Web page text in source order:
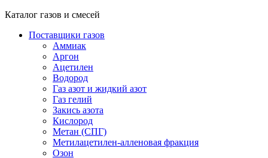
Каталог газов и смесей
Поставщики газов
Аммиак
Аргон
Ацетилен
Водород
Газ азот и жидкий азот
Газ гелий
Закись азота
Кислород
Метан (СПГ)
Метилацетилен-алленовая фракция
Озон